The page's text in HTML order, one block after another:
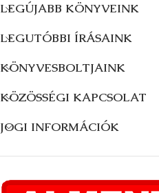
LEGÚJABB KÖNYVEINK
LEGUTÓBBI ÍRÁSAINK
KÖNYVESBOLTJAINK
KÖZÖSSÉGI KAPCSOLAT
JOGI INFORMÁCIÓK